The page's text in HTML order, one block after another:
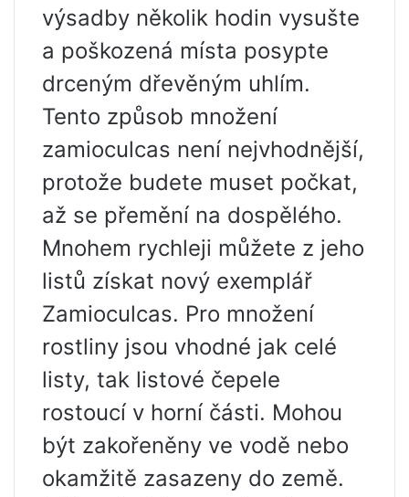
výsadby několik hodin vysušte
a poškozená místa posypte
drceným dřevěným uhlím.
Tento způsob množení
zamioculcas není nejvhodnější,
protože budete muset počkat,
až se přemění na dospělého.
Mnohem rychleji můžete z jeho
listů získat nový exemplář
Zamioculcas. Pro množení
rostliny jsou vhodné jak celé
listy, tak listové čepele
rostoucí v horní části. Mohou
být zakořeněny ve vodě nebo
okamžitě zasazeny do země.